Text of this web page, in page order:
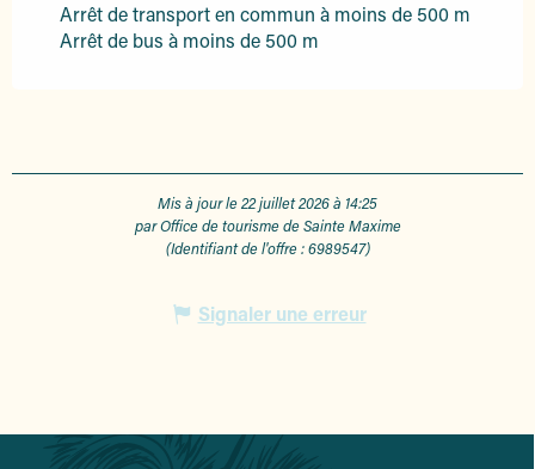
Arrêt de transport en commun à moins de 500 m
Arrêt de bus à moins de 500 m
Mis à jour le 22 juillet 2026 à 14:25
par Office de tourisme de Sainte Maxime
(Identifiant de l'offre :6989547)
Signaler une erreur